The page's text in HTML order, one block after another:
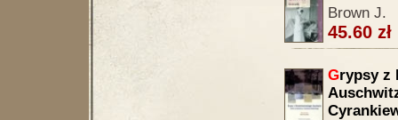
Brown J.
45.60 zł
Grypsy z